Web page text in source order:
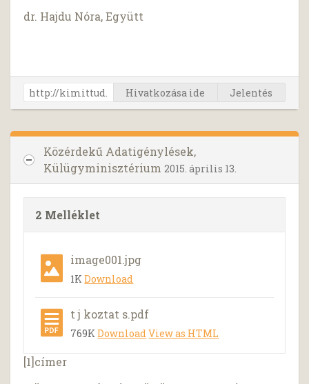
dr. Hajdu Nóra, Együtt
Hivatkozása ide Jelentés
Közérdekű Adatigénylések,
Külügyminisztérium 2015. április 13.
2 Melléklet
image001.jpg
1KDownload
t j koztat s.pdf
769KDownloadView as HTML
[1]címer